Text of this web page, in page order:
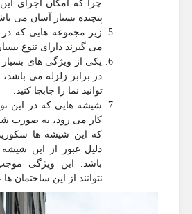
چرا که امکان اجرای
پیچیده بسیار آسان می
زیر مجموعه هایی که در
می گیرند دارای تنوع
یکی از ویژگی های بسیار
در برابر زلزله می باشد،
توانید نما را جابجا کنید.
شیشه هایی که در این نوع
کار می رود، به صورت
که این شیشه ها
دلیل عبور از این شیشه
باشد. این ویژگی
نتوانند از این ساختمان ها